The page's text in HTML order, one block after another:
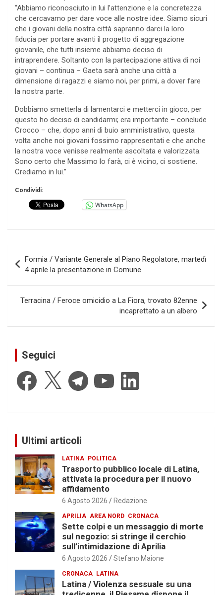
“Abbiamo riconosciuto in lui l’attenzione e la concretezza
che cercavamo per dare voce alle nostre idee. Siamo sicuri
che i giovani della nostra città sapranno darci la loro
fiducia per portare avanti il progetto di aggregazione
giovanile, che tutti insieme abbiamo deciso di
intraprendere. Soltanto con la partecipazione attiva di noi
giovani – continua – Gaeta sarà anche una città a
dimensione di ragazzi e siamo noi, per primi, a dover fare
la nostra parte.
Dobbiamo smetterla di lamentarci e metterci in gioco, per
questo ho deciso di candidarmi; era importante – conclude
Crocco – che, dopo anni di buio amministrativo, questa
volta anche noi giovani fossimo rappresentati e che anche
la nostra voce venisse realmente ascoltata e valorizzata.
Sono certo che Massimo lo farà, ci è vicino, ci sostiene.
Crediamo in lui.”
Condividi:
WhatsApp
articoli
Formia / Variante Generale al Piano Regolatore, martedì
4 aprile la presentazione in Comune
Terracina / Feroce omicidio a La Fiora, trovato 82enne
incaprettato a un albero
Seguici
Facebook Telegram YouTube LinkedIn
Ultimi articoli
LATINA POLITICA
Trasporto pubblico locale di Latina,
attivata la procedura per il nuovo
affidamento
6 Agosto 2026 Redazione
APRILIA AREA NORD CRONACA
Sette colpi e un messaggio di morte
sul negozio: si stringe il cerchio
sull’intimidazione di Aprilia
6 Agosto 2026 Stefano Maione
CRONACA LATINA
Latina / Violenza sessuale su una